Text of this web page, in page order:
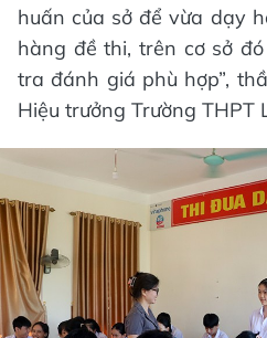
huấn của sở để vừa dạy
hàng đề thi, trên cơ sở
tra đánh giá phù hợp”,
Hiệu trưởng Trường THPT